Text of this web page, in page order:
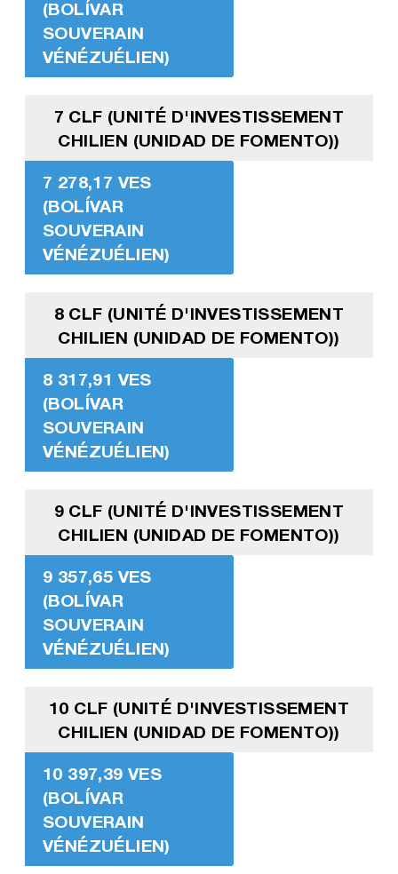
(BOLÍVAR
SOUVERAIN
VÉNÉZUÉLIEN)
7 CLF (UNITÉ D'INVESTISSEMENT
CHILIEN (UNIDAD DE FOMENTO))
7 278,17 VES
(BOLÍVAR
SOUVERAIN
VÉNÉZUÉLIEN)
8 CLF (UNITÉ D'INVESTISSEMENT
CHILIEN (UNIDAD DE FOMENTO))
8 317,91 VES
(BOLÍVAR
SOUVERAIN
VÉNÉZUÉLIEN)
9 CLF (UNITÉ D'INVESTISSEMENT
CHILIEN (UNIDAD DE FOMENTO))
9 357,65 VES
(BOLÍVAR
SOUVERAIN
VÉNÉZUÉLIEN)
10 CLF (UNITÉ D'INVESTISSEMENT
CHILIEN (UNIDAD DE FOMENTO))
10 397,39 VES
(BOLÍVAR
SOUVERAIN
VÉNÉZUÉLIEN)